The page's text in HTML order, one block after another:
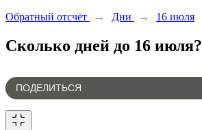
Обратный отсчёт
→ Дни → 16 июля
Сколько дней до 16 июля?
ПОДЕЛИТЬСЯ